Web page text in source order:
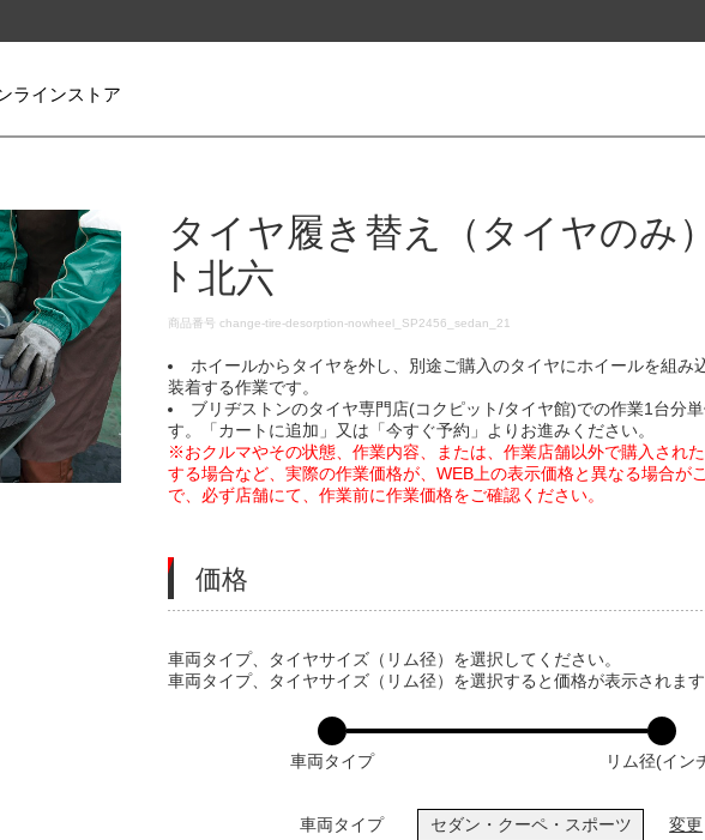
ラインストア
タイヤ履き替え（タイヤのみ
ﾄ 北六
DETAILS
商品番号change-tire-desorption-nowheel_SP2456_sedan_21
ホイールからタイヤを外し、別途ご購入のタイヤにホイールを組み
装着する作業です。
ブリヂストンのタイヤ専門店(コクピット/タイヤ館)での作業1台分
す。「カートに追加」又は「今すぐ予約」よりお進みください。
※おクルマやその状態、作業内容、または、作業店舗以外で購入され
する場合など、実際の作業価格が、WEB上の表示価格と異なる場合が
で、必ず店舗にて、作業前に作業価格をご確認ください。
価格
VARIATIONS
車両タイプ、タイヤサイズ（リム径）を選択してください。
車両タイプ、タイヤサイズ（リム径）を選択すると価格が表示されます
車両タイプ リム径(イン
車両タイプ セダン・クーペ・スポーツ 変更